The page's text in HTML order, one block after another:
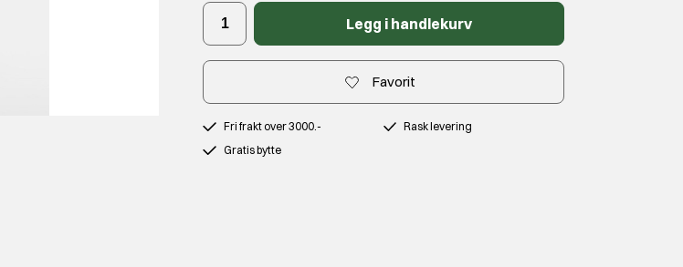
Legg i handlekurv
Favorit
Fri frakt over 3000.-
Rask levering
Gratis bytte